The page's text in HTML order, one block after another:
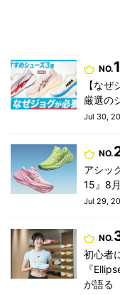
NO.1
【な
厳選の
Jul 30,
NO.
アシッ
15』8
Jul 29,
NO.
初心者
『
が語る